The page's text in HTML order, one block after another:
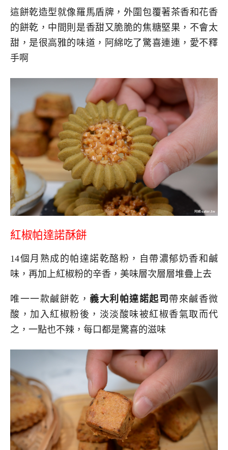
這餅乾造型就像羅馬盾牌，外圍包覆著茶香和花香
的餅乾，中間則是香甜又脆脆的焦糖堅果，不會太
甜，是很高雅的味道，阿綿吃了驚喜連連，愛不釋
手啊
紅椒帕達諾酥餅
14個月熟成的帕達諾乾酪粉，自帶濃郁奶香和鹹
味，再加上紅椒粉的辛香，美味層次層層堆疊上去
唯一一款鹹餅乾， 義大利帕達諾起司 帶來鹹香微
酸，加入紅椒粉後，淡淡酸味被紅椒香氣取而代
之，一點也不辣，每口都是驚喜的滋味